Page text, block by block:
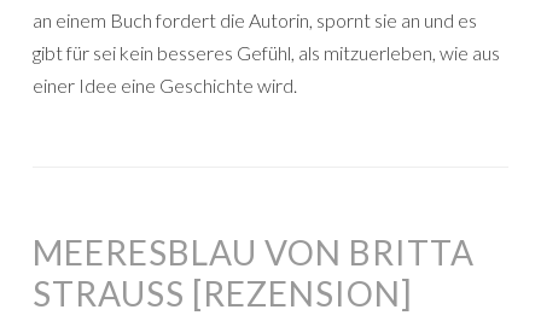
an einem Buch fordert die Autorin, spornt sie an und es
gibt für sei kein besseres Gefühl, als mitzuerleben, wie aus
einer Idee eine Geschichte wird.
MEERESBLAU VON BRITTA
STRAUSS [REZENSION]